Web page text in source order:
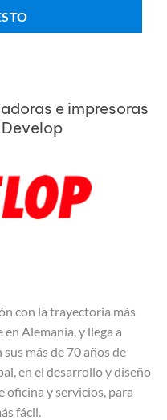
e impresoras
con la trayectoria más
en Alemania, y llega a
más de 70 años de
en el desarrollo y diseño
oficina y servicios, para
fácil.